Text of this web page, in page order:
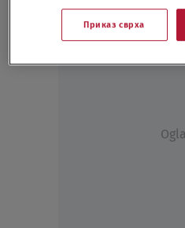
referencama
POLITIKA13.10.25.
Приказ сврха